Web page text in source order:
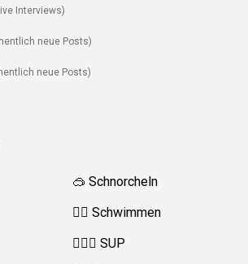
Interviews)
neue Posts)
neue Posts)
🥽 Schnorcheln
🏊‍♂️ Schwimmen
🏄‍♀️🛶 SUP